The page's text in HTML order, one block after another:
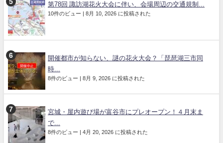
第78回 諏訪湖花火大会に伴い、会場周辺の交通規制...
10件のビュー | 8月 10, 2026 に投稿された
開催都市が知らない、謎の花火大会？「琵琶湖三市同
時...
8件のビュー | 8月 9, 2026 に投稿された
宮城・屋内遊び場が富谷市にプレオープン！４月末ま
で...
8件のビュー | 4月 20, 2026 に投稿された